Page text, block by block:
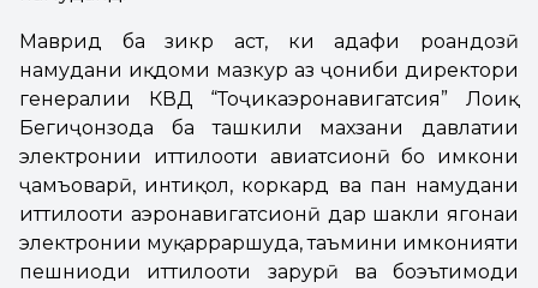
Маврид ба зикр аст, ки ҳадафи роҳандозӣ
намудани иқдоми мазкур аз ҷониби директори
генералии КВД “Тоҷикаэронавигатсия” Лоиқ
Бегиҷонзода ба ташкили махзани давлатии
электронии иттилооти авиатсионӣ бо имкони
ҷамъоварӣ, интиқол, коркард ва паҳн намудани
иттилооти аэронавигатсионӣ дар шакли ягонаи
электронии муқарраршуда, таъмини имконияти
пешниҳоди иттилооти зарурӣ ва боэътимоди